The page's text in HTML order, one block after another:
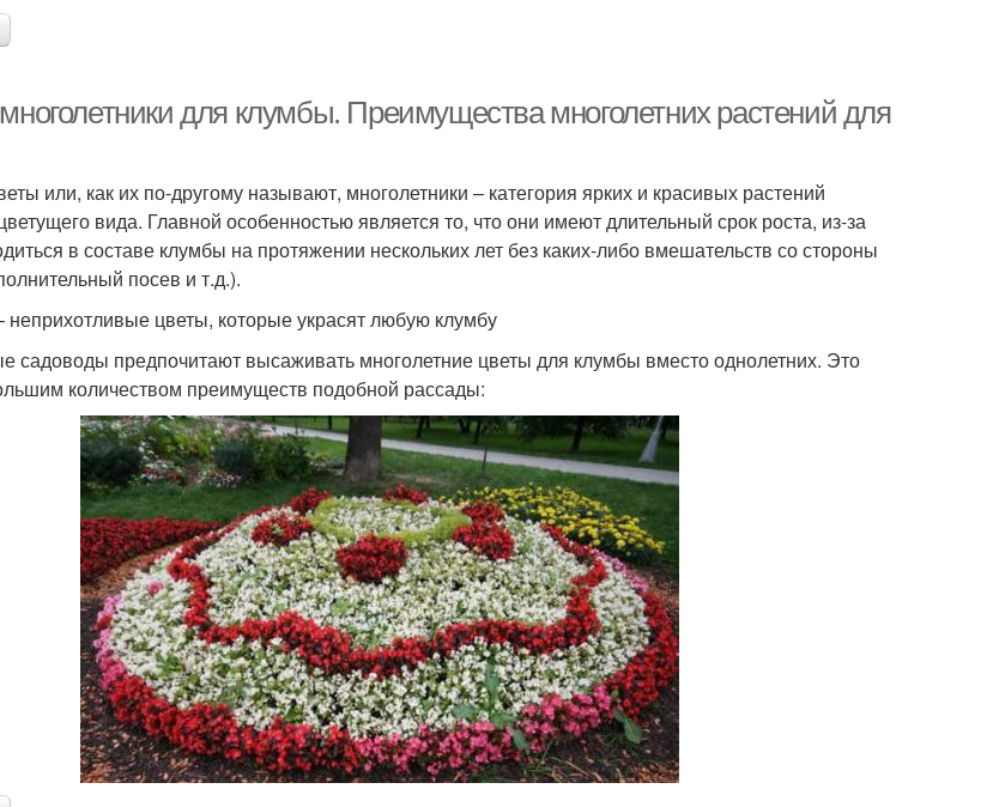
для клумбы. Преимущества многолетних растений для
или, как их по-другому называют, многолетники – категория ярких и красивых растений
вида. Главной особенностью является то, что они имеют длительный срок роста, из-за
в составе клумбы на протяжении нескольких лет без каких-либо вмешательств со стороны
посев и т.д.).
неприхотливые цветы, которые украсят любую клумбу
садоводы предпочитают высаживать многолетние цветы для клумбы вместо однолетних. Это
количеством преимуществ подобной рассады: